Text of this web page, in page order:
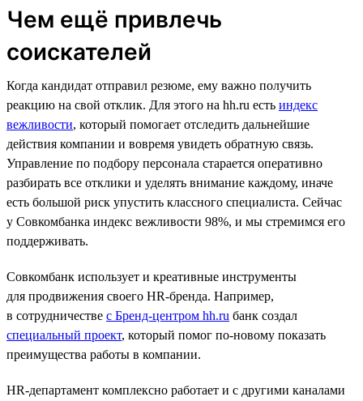
Чем ещё привлечь
соискателей
Когда кандидат отправил резюме, ему важно получить
реакцию на свой отклик. Для этого на hh.ru есть индекс
вежливости, который помогает отследить дальнейшие
действия компании и вовремя увидеть обратную связь.
Управление по подбору персонала старается оперативно
разбирать все отклики и уделять внимание каждому, иначе
есть большой риск упустить классного специалиста. Сейчас
у Совкомбанка индекс вежливости 98%, и мы стремимся его
поддерживать.
Совкомбанк использует и креативные инструменты
для продвижения своего HR-бренда. Например,
в сотрудничестве с Бренд-центром hh.ru банк создал
специальный проект, который помог по-новому показать
преимущества работы в компании.
HR-департамент комплексно работает и с другими каналами